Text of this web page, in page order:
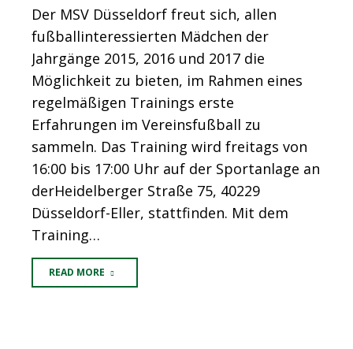
Der MSV Düsseldorf freut sich, allen
fußballinteressierten Mädchen der
Jahrgänge 2015, 2016 und 2017 die
Möglichkeit zu bieten, im Rahmen eines
regelmäßigen Trainings erste
Erfahrungen im Vereinsfußball zu
sammeln. Das Training wird freitags von
16:00 bis 17:00 Uhr auf der Sportanlage an
derHeidelberger Straße 75, 40229
Düsseldorf-Eller, stattfinden. Mit dem
Training…
READ MORE